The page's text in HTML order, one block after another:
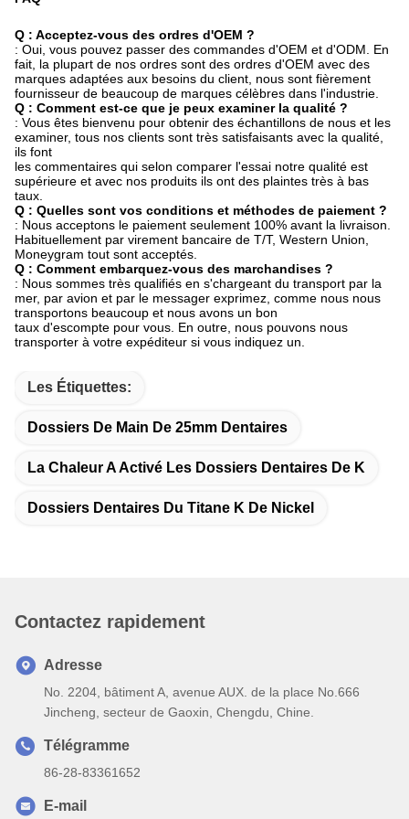
Q : Acceptez-vous des ordres d'OEM ?
: Oui, vous pouvez passer des commandes d'OEM et d'ODM. En
fait, la plupart de nos ordres sont des ordres d'OEM avec des
marques adaptées aux besoins du client, nous sont fièrement
fournisseur de beaucoup de marques célèbres dans l'industrie.
Q : Comment est-ce que je peux examiner la qualité ?
: Vous êtes bienvenu pour obtenir des échantillons de nous et les
examiner, tous nos clients sont très satisfaisants avec la qualité,
ils font
les commentaires qui selon comparer l'essai notre qualité est
supérieure et avec nos produits ils ont des plaintes très à bas
taux.
Q : Quelles sont vos conditions et méthodes de paiement ?
: Nous acceptons le paiement seulement 100% avant la livraison.
Habituellement par virement bancaire de T/T, Western Union,
Moneygram tout sont acceptés.
Q : Comment embarquez-vous des marchandises ?
: Nous sommes très qualifiés en s'chargeant du transport par la
mer, par avion et par le messager exprimez, comme nous nous
transportons beaucoup et nous avons un bon
taux d'escompte pour vous. En outre, nous pouvons nous
transporter à votre expéditeur si vous indiquez un.
Les Étiquettes:
Dossiers De Main De 25mm Dentaires
La Chaleur A Activé Les Dossiers Dentaires De K
Dossiers Dentaires Du Titane K De Nickel
Contactez rapidement
Adresse
No. 2204, bâtiment A, avenue AUX. de la place No.666
Jincheng, secteur de Gaoxin, Chengdu, Chine.
Télégramme
86-28-83361652
E-mail